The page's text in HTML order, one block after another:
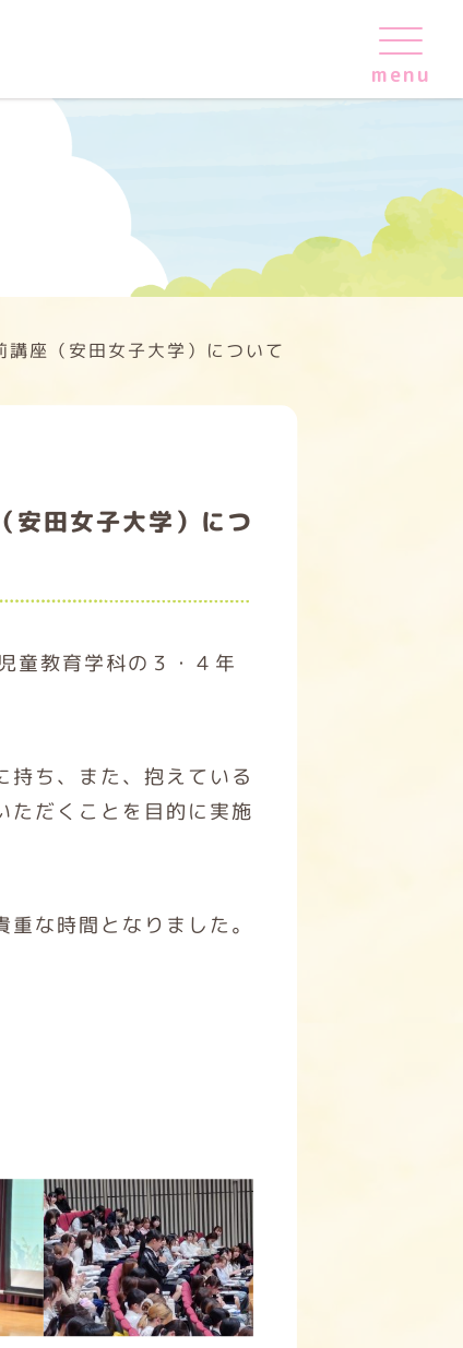
講座（安田女子大学）について
安田女子大学）につ
童教育学科の３・４年
ち、また、抱えている
ただくことを目的に実施
な時間となりました。